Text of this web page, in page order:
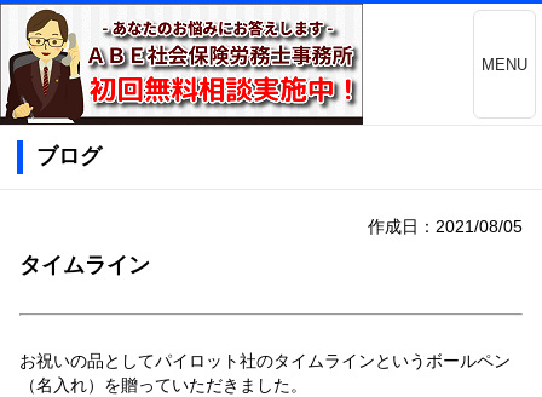
MENU
ブログ
作成日：2021/08/05
タイムライン
お祝いの品としてパイロット社のタイムラインというボールペン
（名入れ）を贈っていただきました。